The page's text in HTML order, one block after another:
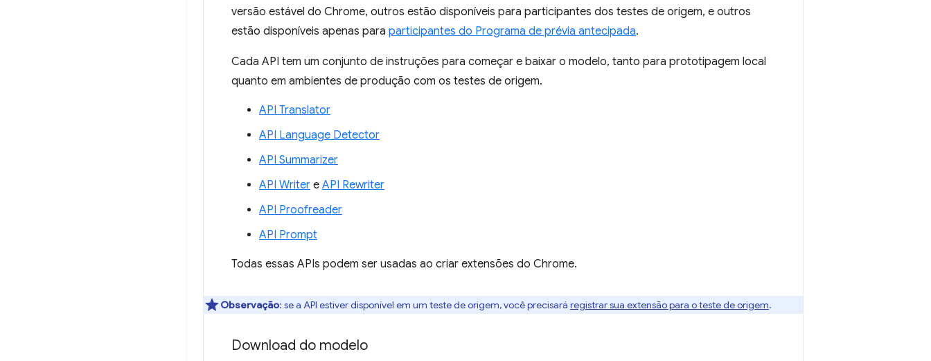
versão estável do Chrome, outros estão disponíveis para participantes dos testes de origem, e outros
estão disponíveis apenas para participantes do Programa de prévia antecipada.
Cada API tem um conjunto de instruções para começar e baixar o modelo, tanto para prototipagem local
quanto em ambientes de produção com os testes de origem.
API Translator
API Language Detector
API Summarizer
API Writer e API Rewriter
API Proofreader
API Prompt
Todas essas APIs podem ser usadas ao criar extensões do Chrome.
Observação: se a API estiver disponível em um teste de origem, você precisará registrar sua extensão para o teste de origem.
Download do modelo